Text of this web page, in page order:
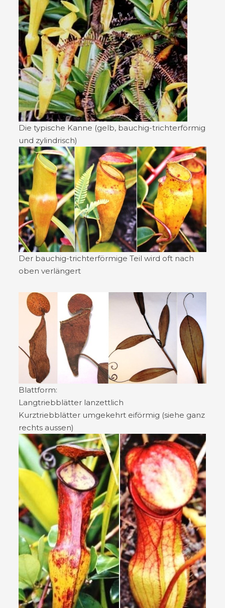
Die typische Kanne (gelb, bauchig-trichterförmig
und zylindrisch)
Der bauchig-trichterförmige Teil wird oft nach
oben verlängert
Blattform:
Langtriebblätter lanzettlich
Kurztriebblätter umgekehrt eiförmig (siehe ganz
rechts aussen)